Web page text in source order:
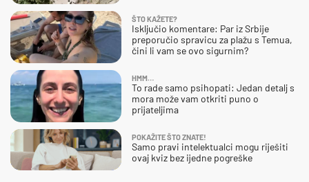
ŠTO KAŽETE?
Isključio komentare: Par iz Srbije
preporučio spravicu za plažu s Temua,
čini li vam se ovo sigurnim?
HMM…
To rade samo psihopati: Jedan detalj s
mora može vam otkriti puno o
prijateljima
POKAŽITE ŠTO ZNATE!
Samo pravi intelektualci mogu riješiti
ovaj kviz bez ijedne pogreške